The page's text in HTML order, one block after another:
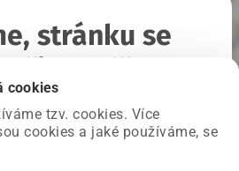
cookies
tzv. cookies. Více
cookies a jaké používáme, se
stránku se
straně a už ji opravujeme.
načíst požadovanou stránku.